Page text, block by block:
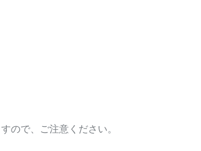
ので、ご注意ください。